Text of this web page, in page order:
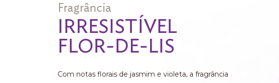
Fragrância
IRRESISTÍVEL
FLOR-DE-LIS
Com notas florais de jasmim e violeta, a fragrância